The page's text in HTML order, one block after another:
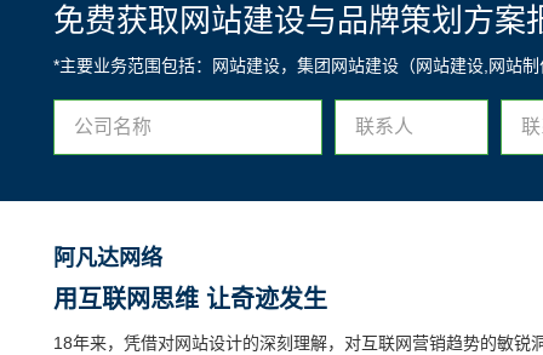
免费获取网站建设与品牌策划方案
*主要业务范围包括：网站建设，集团网站建设（网站建设,网站
阿凡达网络
用互联网思维 让奇迹发生
18年来，凭借对网站设计的深刻理解，对互联网营销趋势的敏锐